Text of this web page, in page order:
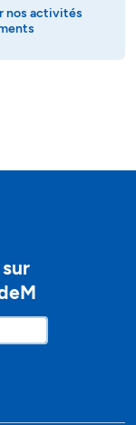
nos activités